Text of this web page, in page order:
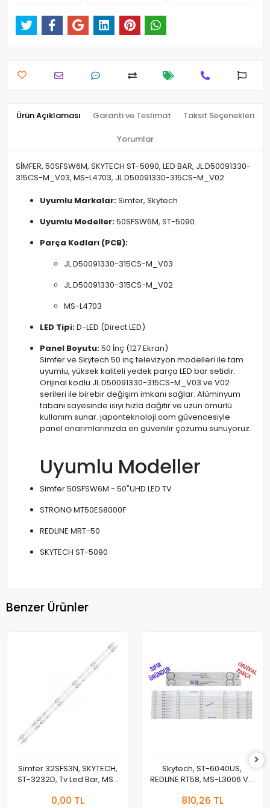
Ürün Açıklaması Garanti ve Teslimat Taksit Seçenekleri
Yorumlar
SİMFER, 50SFSW6M, SKYTECH ST-5090, LED BAR, JL.D50091330-
315CS-M_V03, MS-L4703, JL.D50091330-315CS-M_V02
Uyumlu Markalar:Simfer, Skytech
Uyumlu Modeller:50SFSW6M, ST-5090.
Parça Kodları (PCB):
JL.D50091330-315CS-M_V03
JL.D50091330-315CS-M_V02
MS-L4703
LED Tipi:D-LED (Direct LED)
Panel Boyutu:50 İnç (127 Ekran)
Simfer ve Skytech 50 inç televizyon modelleri ile tam
uyumlu, yüksek kaliteli yedek parça LED bar setidir.
Orijinal kodlu JL.D50091330-315CS-M_V03 ve V02
serileri ile birebir değişim imkanı sağlar. Alüminyum
tabanı sayesinde ısıyı hızla dağıtır ve uzun ömürlü
kullanım sunar. japonteknoloji.com güvencesiyle
panel onarımlarınızda en güvenilir çözümü sunuyoruz.
Uyumlu Modeller
Simfer 50SFSW6M - 50"UHD LED TV
STRONG MT50ES8000F
REDLINE MRT-50
SKYTECH ST-5090
Benzer Ürünler
Simfer 32SFS3N, SKYTECH,
ST-3232D, Tv Led Bar, MS-
Takımı JL.D32061330-140GS-
0,00 TL
Skytech, ST-6040US, ​​​​​​​
REDLINE RT58, MS-L3006 V2,
PROFİLO, 58PA525EG, LED
810,26 TL